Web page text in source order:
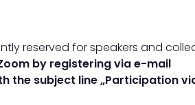
reserved for speakers and
by registering via e-mail
the subject line „Participation